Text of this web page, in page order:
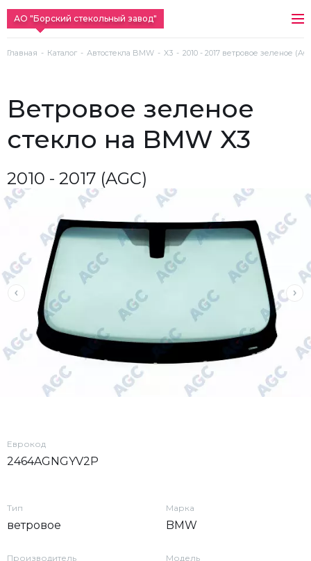
АО "Борский стекольный завод"
Главная Каталог Автостекла BMW X3 2010 - 2017 ветровое зеленое
ветровое зеленое
стекло на BMW X3
2010 - 2017 (AGC)
Еврокод
2464AGNGYV2P
Тип
ветровое
Марка
BMW
Производитель Модель